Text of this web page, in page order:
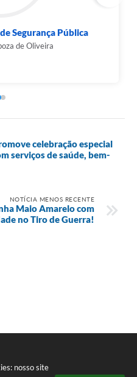
nosso site
Segurança Pública
de Oliveira
celebração especial
serviços de saúde, bem-
NOTÍCIA MENOS RECENTE
Maio Amarelo com
no Tiro de Guerra!